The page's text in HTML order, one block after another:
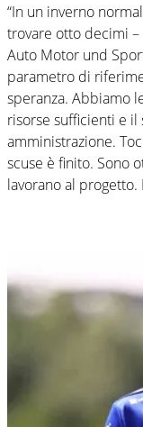
“In un inverno
trovare otto decimi
Auto Motor und
parametro di
speranza. Abbiamo
risorse sufficienti e
amministrazione.
scuse è finito. Sono
lavorano al progetto.